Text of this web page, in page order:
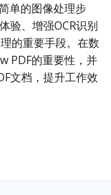
单的图像处理步
验、增强OCR识别
的重要手段。在数
PDF的重要性，并
文档，提升工作效